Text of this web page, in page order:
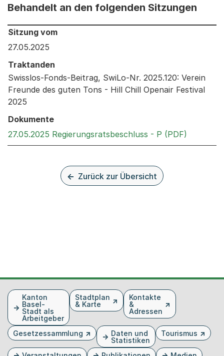
Behandelt an den folgenden Sitzungen
Behandelt an den folgenden Sitzungen: Informationen
Sitzung vom
27.05.2025
Traktanden
Swisslos-Fonds-Beitrag, SwiLo-Nr. 2025.120: Verein
Freunde des guten Tons - Hill Chill Openair Festival
2025
Dokumente
27.05.2025 Regierungsratsbeschluss - P (PDF)
Zurück zur Übersicht
FusszeileKanton
Basel-
Stadt als
Arbeitgeber
Stadtplan
& Karte
Kontakte
&
Adressen
Gesetzessammlung
Daten und
Statistiken
Tourismus